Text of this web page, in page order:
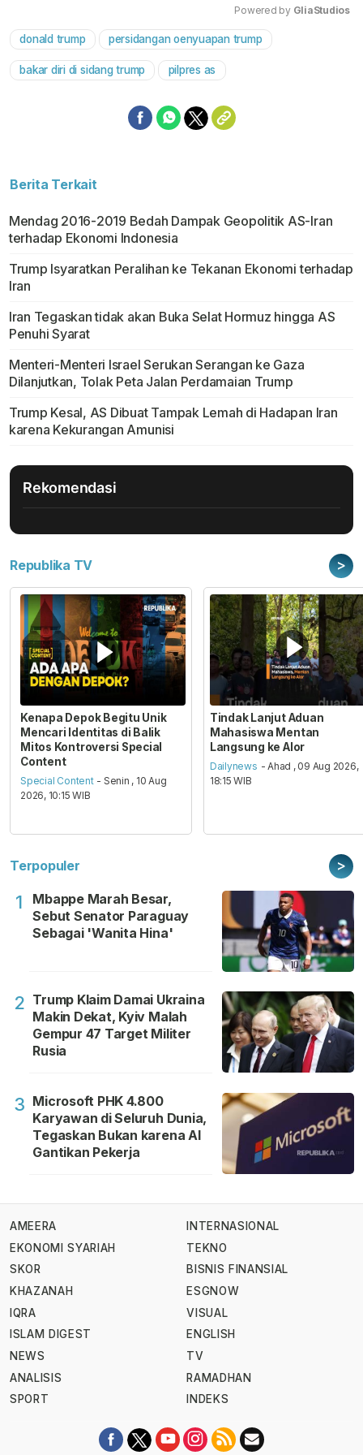
Powered by GliaStudios
donald trump persidangan oenyuapan trump
bakar diri di sidang trump pilpres as
Berita Terkait
Mendag 2016-2019 Bedah Dampak Geopolitik AS-Iran
terhadap Ekonomi Indonesia
Trump Isyaratkan Peralihan ke Tekanan Ekonomi terhadap
Iran
Iran Tegaskan tidak akan Buka Selat Hormuz hingga AS
Penuhi Syarat
Menteri-Menteri Israel Serukan Serangan ke Gaza
Dilanjutkan, Tolak Peta Jalan Perdamaian Trump
Trump Kesal, AS Dibuat Tampak Lemah di Hadapan Iran
karena Kekurangan Amunisi
Rekomendasi
Republika TV >
Kenapa Depok Begitu Unik
Mencari Identitas di Balik
Mitos Kontroversi Special
Content
Special Content - Senin , 10 Aug
2026, 10:15 WIB
Tindak Lanjut Aduan
Mahasiswa Mentan
Langsung ke Alor
Dailynews - Ahad , 09 Aug 2026,
18:15 WIB
Terpopuler >
1
Mbappe Marah Besar,
Sebut Senator Paraguay
Sebagai 'Wanita Hina'
2 Trump Klaim Damai Ukraina
Makin Dekat, Kyiv Malah
Gempur 47 Target Militer
Rusia
3 Microsoft PHK 4.800
Karyawan di Seluruh Dunia,
Tegaskan Bukan karena AI
Gantikan Pekerja
AMEERA
EKONOMI SYARIAH
SKOR
KHAZANAH
IQRA
ISLAM DIGEST
NEWS
ANALISIS
SPORT
INTERNASIONAL
TEKNO
BISNIS FINANSIAL
ESGNOW
VISUAL
ENGLISH
TV
RAMADHAN
INDEKS